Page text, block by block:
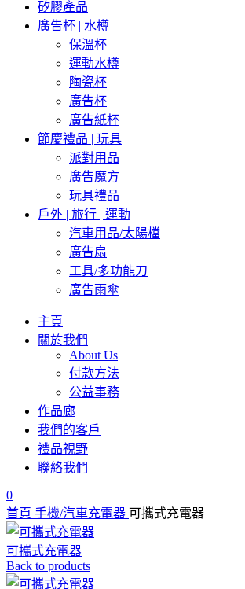
矽膠產品
廣告杯 | 水樽
保溫杯
運動水樽
陶瓷杯
廣告杯
廣告紙杯
節慶禮品 | 玩具
派對用品
廣告魔方
玩具禮品
戶外 | 旅行 | 運動
汽車用品/太陽檔
廣告扇
工具/多功能刀
廣告雨傘
主頁
關於我們
About Us
付款方法
公益事務
作品廊
我們的客戶
禮品視野
聯絡我們
0
首頁 手機/汽車充電器 可攜式充電器
可攜式充電器
Back to products